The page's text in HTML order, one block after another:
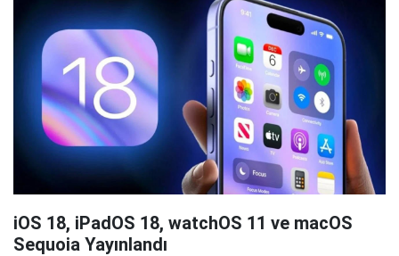
iOS 18, iPadOS 18, watchOS 11 ve macOS
Sequoia Yayınlandı